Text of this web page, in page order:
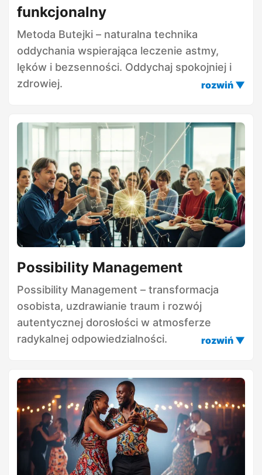
funkcjonalny
Metoda Butejki – naturalna technika
oddychania wspierająca leczenie astmy,
lęków i bezsenności. Oddychaj spokojniej i
zdrowiej.
Possibility Management
Possibility Management – transformacja
osobista, uzdrawianie traum i rozwój
autentycznej dorosłości w atmosferze
radykalnej odpowiedzialności.